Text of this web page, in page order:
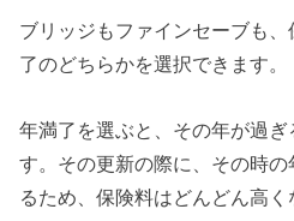
ブリッジもファインセーブも
了のどちらかを選択できます。
年満了を選ぶと、その年が過ぎ
す。その更新の際に、その時
るため、保険料はどんどん高く